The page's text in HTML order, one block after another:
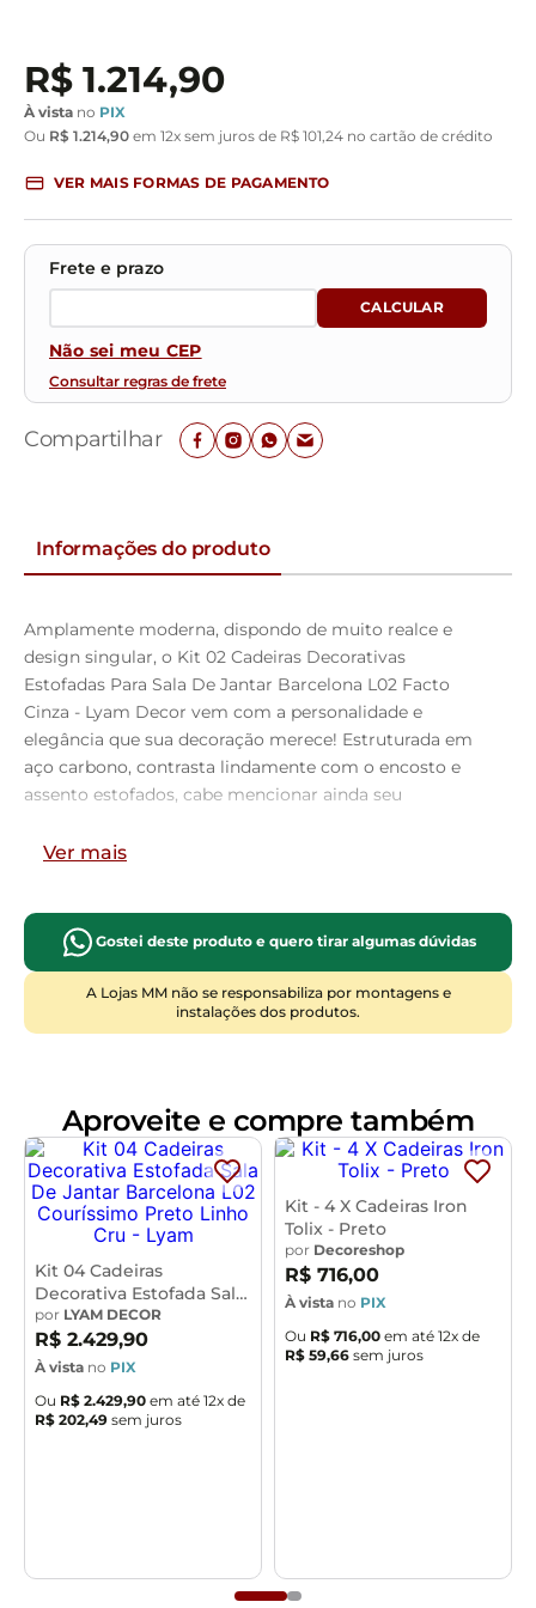
R$ 1.214,90
À vista no PIX
Ou R$ 1.214,90 em 12x sem juros de R$ 101 24 no cartão de crédito
VER MAIS FORMAS DE PAGAMENTO
Não sei meu CEP
Consultar regras de frete
Compartilhar
Informações do produto
Amplamente moderna, dispondo de muito realce e
design singular, o Kit 02 Cadeiras Decorativas
Estofadas Para Sala De Jantar Barcelona L02 Facto
Cinza - Lyam Decor vem com a personalidade e
elegância que sua decoração merece! Estruturada em
aço carbono, contrasta lindamente com o encosto e
assento estofados, cabe mencionar ainda seu
materiais de excelente qualidade, extremamente
ambiente, otimizando seu espaço e promovendo
máximo conforto. Pode ser disposta em sala de jantar,
cozinha ou até mesmo na área gourmet, as
possibilidades são infinitas e as combinações ficarão
Altura do assento:6 cmLargura do assento:42 cm
Altura do encosto ao assento: 40 cmAltura do
encosto:16 cmLargura do encosto: 45 cm
Profundidade do encosto:6 cm Altura do chão ao
assento: 48 cmAltura da estrutura ao encosto:
Características:
Encosto e assento estofados com espuma laminada.
Revestimento em Facto na cor Cinza, com
acabamento semi brilho.
Estrutura fixa em aço carbono com pintura epóxi na
cor preto.
Pés com ponteiras plásticas, que permitem maior
- Por se tratar de estofado as medidas podem ter
Ver mais
Gostei deste produto e quero tirar algumas dúvidas
A Lojas MM não se responsabiliza por montagens e
instalações dos produtos.
Aproveite e compre também
Kit 04 Cadeiras
Decorativa Estofada Sala
De Jantar Barcelona L02
Couríssimo Preto Linho
Cru - Lyam
por LYAM DECOR
R$ 2.429,90
À vista no PIX
Ou R$ 2.429,90 em até 12x de
R$ 202,49 sem juros
Kit - 4 X Cadeiras Iron
Tolix - Preto
por Decoreshop
R$ 716,00
À vista no PIX
Ou R$ 716,00 em até 12x de
R$ 59,66 sem juros